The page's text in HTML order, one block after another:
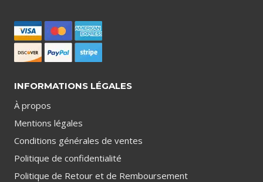
INFORMATIONS LÉGALES
À propos
Mentions légales
Conditions générales de ventes
Politique de confidentialité
Politique de Retour et de Remboursement